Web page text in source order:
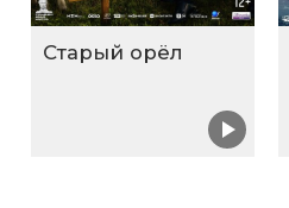
Старый орёл